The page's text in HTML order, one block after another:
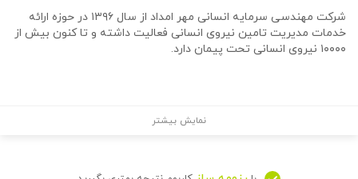
شرکت مهندسی سرمایه انسانی مهر امداد از سال ۱۳۹۶ در حوزه ارائه
خدمات مدیریت تامین نیروی انسانی فعالیت داشته و تا کنون بیش از
۱۰۰۰۰ نیروی انسانی تحت پیمان دارد.
نمایش بیشتر